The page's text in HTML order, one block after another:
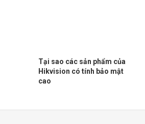
Tại sao các sản phẩm của
Hikvision có tính bảo mật
cao